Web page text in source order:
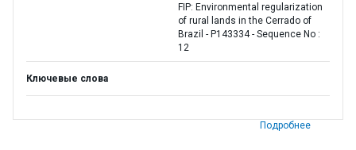
FIP: Environmental regularization
of rural lands in the Cerrado of
Brazil - P143334 - Sequence No :
12
Ключевые слова
Подробнее